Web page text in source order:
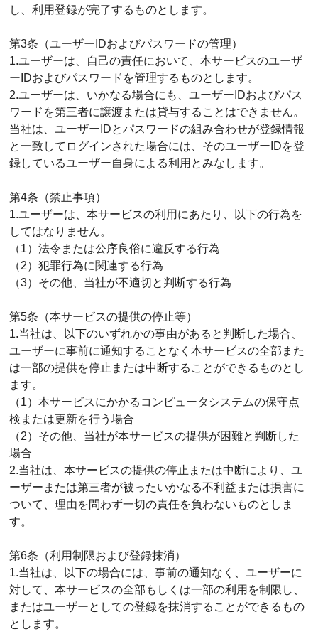
し、利用登録が完了するものとします。
第3条（ユーザーIDおよびパスワードの管理）
1.ユーザーは、自己の責任において、本サービスのユーザ
ーIDおよびパスワードを管理するものとします。
2.ユーザーは、いかなる場合にも、ユーザーIDおよびパス
ワードを第三者に譲渡または貸与することはできません。
当社は、ユーザーIDとパスワードの組み合わせが登録情報
と一致してログインされた場合には、そのユーザーIDを登
録しているユーザー自身による利用とみなします。
第4条（禁止事項）
1.ユーザーは、本サービスの利用にあたり、以下の行為を
してはなりません。
（1）法令または公序良俗に違反する行為
（2）犯罪行為に関連する行為
（3）その他、当社が不適切と判断する行為
第5条（本サービスの提供の停止等）
1.当社は、以下のいずれかの事由があると判断した場合、
ユーザーに事前に通知することなく本サービスの全部また
は一部の提供を停止または中断することができるものとし
ます。
（1）本サービスにかかるコンピュータシステムの保守点
検または更新を行う場合
（2）その他、当社が本サービスの提供が困難と判断した
場合
2.当社は、本サービスの提供の停止または中断により、ユ
ーザーまたは第三者が被ったいかなる不利益または損害に
ついて、理由を問わず一切の責任を負わないものとしま
す。
第6条（利用制限および登録抹消）
1.当社は、以下の場合には、事前の通知なく、ユーザーに
対して、本サービスの全部もしくは一部の利用を制限し、
またはユーザーとしての登録を抹消することができるもの
とします。